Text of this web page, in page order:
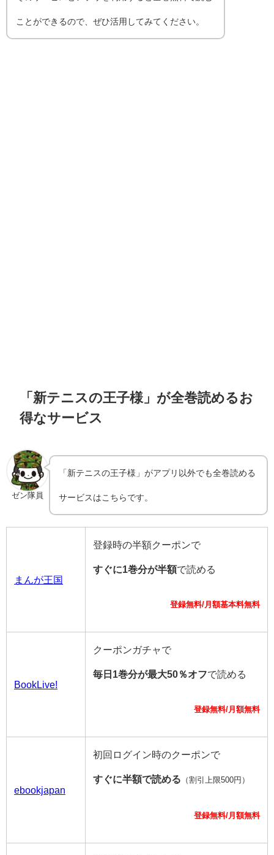
ことができるので、ぜひ活用してみてください。
「新テニスの王子様」が全巻読めるお
得なサービス
ゼン隊員
「新テニスの王子様」がアプリ以外でも全巻読める
サービスはこちらです。
まんが王国
登録時の半額クーポンで
すぐに1巻分が半額で読める
登録無料/月額基本料無料
BookLive!
クーポンガチャで
毎日1巻分が最大50％オフで読める
登録無料/月額無料
ebookjapan
初回ログイン時のクーポンで
すぐに半額で読める （割引上限500円）
登録無料/月額無料